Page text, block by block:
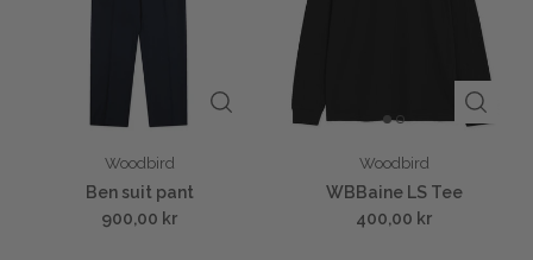
Woodbird
Ben suit pant
900,00 kr
Woodbird
WBBaine LS Tee
400,00 kr